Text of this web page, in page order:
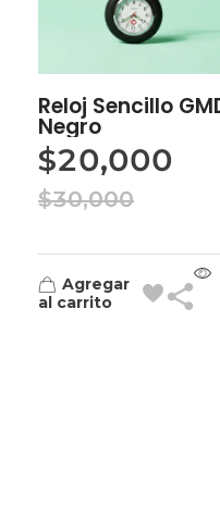
Reloj Sencillo
Negro
$20,000
$30,000
Agregar
al carrito